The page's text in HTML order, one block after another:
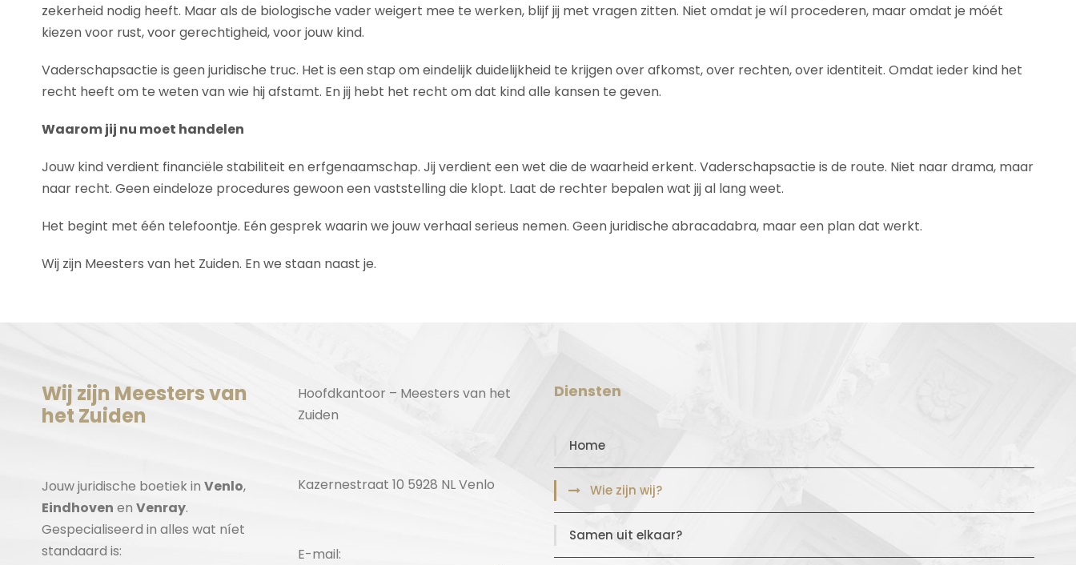
zekerheid nodig heeft. Maar als de biologische vader weigert mee te werken, blijf jij met vragen zitten. Niet omdat je wíl procederen, maar omdat je móét
kiezen voor rust, voor gerechtigheid, voor jouw kind.
Vaderschapsactie is geen juridische truc. Het is een stap om eindelijk duidelijkheid te krijgen over afkomst, over rechten, over identiteit. Omdat ieder kind het
recht heeft om te weten van wie hij afstamt. En jij hebt het recht om dat kind alle kansen te geven.
Waarom jij nu moet handelen
Jouw kind verdient financiële stabiliteit en erfgenaamschap. Jij verdient een wet die de waarheid erkent. Vaderschapsactie is de route. Niet naar drama, maar
naar recht. Geen eindeloze procedures gewoon een vaststelling die klopt. Laat de rechter bepalen wat jij al lang weet.
Het begint met één telefoontje. Eén gesprek waarin we jouw verhaal serieus nemen. Geen juridische abracadabra, maar een plan dat werkt.
Wij zijn Meesters van het Zuiden. En we staan naast je.
Wij zijn Meesters van
het Zuiden
Jouw juridische boetiek in Venlo,
Eindhoven en Venray.
Gespecialiseerd in alles wat níet
standaard is:
Hoofdkantoor – Meesters van het
Zuiden
Kazernestraat 10 5928 NL Venlo
E-mail:
Diensten
Home
Wie zijn wij?
Samen uit elkaar?